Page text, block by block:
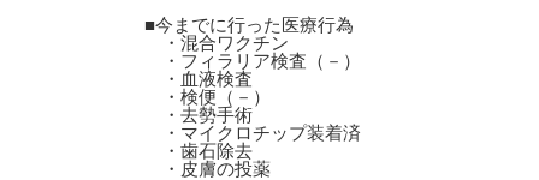
■今までに行った医療行為
・混合ワクチン
・フィラリア検査（－）
・血液検査
・検便（－）
・去勢手術
・マイクロチップ装着済
・歯石除去
・皮膚の投薬